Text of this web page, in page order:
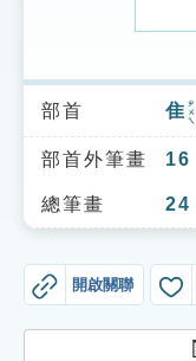
索引選單
知識索引
單字索引
遊戲專區
部首 隹 ㄓㄨㄟ
部首外筆畫 16
總筆畫 24
開啟關聯